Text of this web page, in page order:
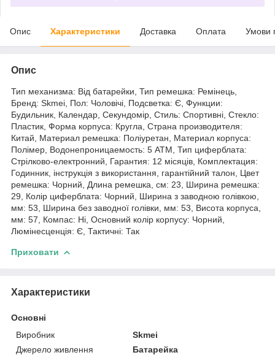
Опис Характеристики Доставка Оплата Умови
Опис
Тип механизма: Від батарейки, Тип ремешка: Ремінець,
Бренд: Skmei, Пол: Чоловічі, Подсветка: Є, Функции:
Будильник, Календар, Секундомір, Стиль: Спортивні, Стекло:
Пластик, Форма корпуса: Кругла, Страна производителя:
Китай, Материал ремешка: Поліуретан, Материал корпуса:
Полімер, Водонепроницаемость: 5 ATM, Тип циферблата:
Стрілково-електронний, Гарантия: 12 місяців, Комплектация:
Годинник, інструкція з використання, гарантійний талон, Цвет
ремешка: Чорний, Длина ремешка, см: 23, Ширина ремешка:
29, Колір циферблата: Чорний, Ширина з заводною голівкою,
мм: 53, Ширина без заводної голівки, мм: 53, Висота корпуса,
мм: 57, Компас: Ні, Основний колір корпусу: Чорний,
Люмінесценція: Є, Тактичні: Так
Приховати
Характеристики
Основні
Виробник
Skmei
Джерело живлення
Батарейка